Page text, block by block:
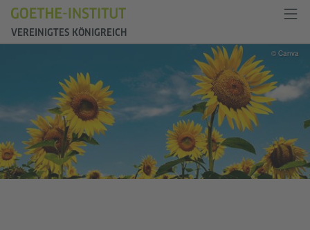
VEREINIGTES KÖNIGREICH
© Canva